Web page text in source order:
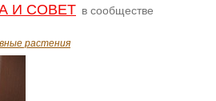
И СОВЕТ в сообществе
растения